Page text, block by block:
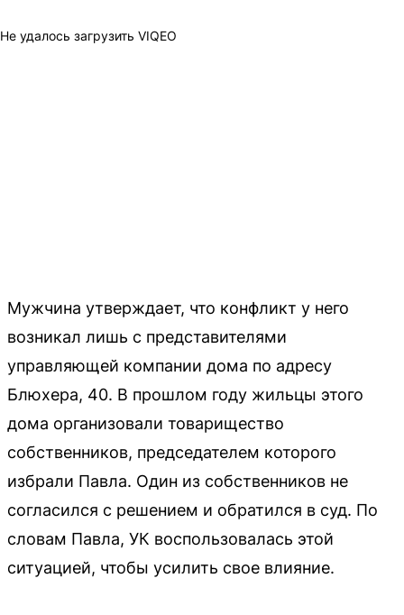
Не удалось загрузить VIQEO
Мужчина утверждает, что конфликт у него
возникал лишь с представителями
управляющей компании дома по адресу
Блюхера, 40. В прошлом году жильцы этого
дома организовали товарищество
собственников, председателем которого
избрали Павла. Один из собственников не
согласился с решением и обратился в суд. По
словам Павла, УК воспользовалась этой
ситуацией, чтобы усилить свое влияние.